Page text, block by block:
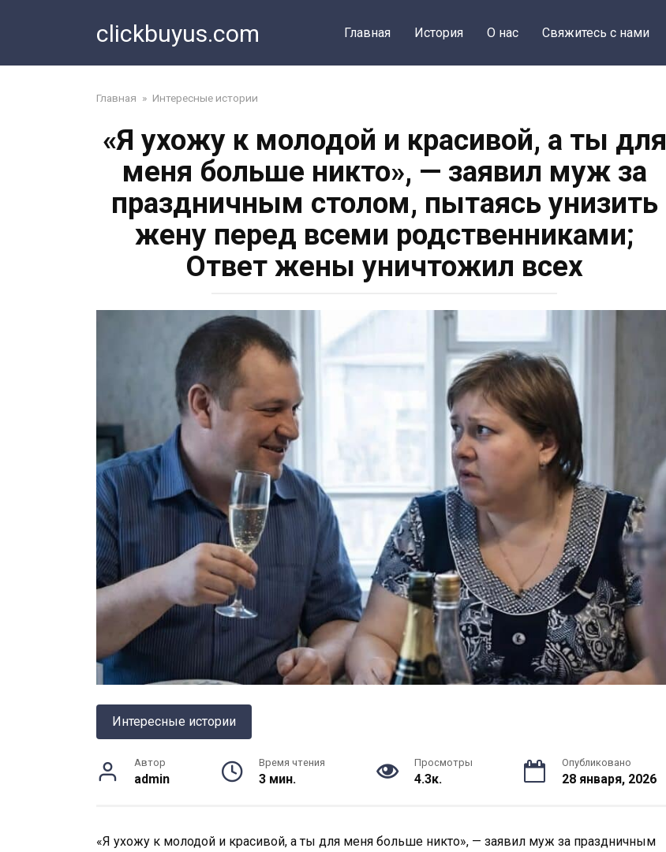
clickbuyus.com Главная История О нас Свяжитесь с нами
Главная » Интересные истории
«Я ухожу к молодой и красивой, а ты для
меня больше никто», — заявил муж за
праздничным столом, пытаясь унизить
жену перед всеми родственниками;
Ответ жены уничтожил всех
Интересные истории
Автор
admin
Время чтения
3 мин.
Просмотры
4.3к.
Опубликовано
28 января, 2026
«Я ухожу к молодой и красивой, а ты для меня больше никто», — заявил муж за праздничным